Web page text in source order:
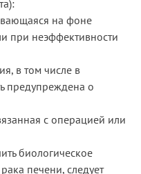
на фоне
при неэффективности
в том числе в
предупреждена о
с операцией или
биологическое
печени, следует